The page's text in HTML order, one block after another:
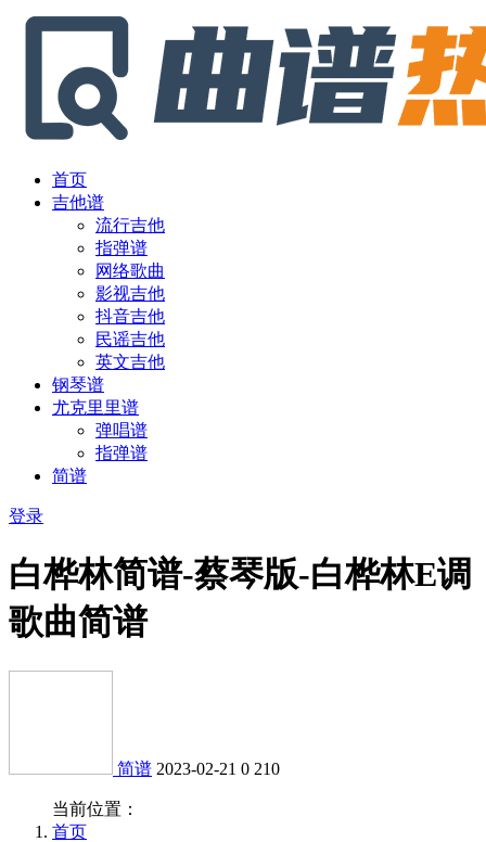
首页
吉他谱
流行吉他
指弹谱
网络歌曲
影视吉他
抖音吉他
民谣吉他
英文吉他
钢琴谱
尤克里里谱
弹唱谱
指弹谱
简谱
登录
白桦林简谱-蔡琴版-白桦林E调
歌曲简谱
简谱 2023-02-21 0 210
当前位置：
首页